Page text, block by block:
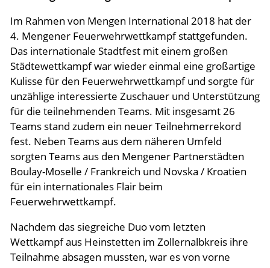
Jugend
Aktuelles
Meldungen 2026
Meldungen Archiv
Termine & Events
Links
Im Rahmen von Mengen International 2018 hat der
4. Mengener Feuerwehrwettkampf stattgefunden.
Das internationale Stadtfest mit einem großen
Städtewettkampf war wieder einmal eine großartige
Kulisse für den Feuerwehrwettkampf und sorgte für
unzählige interessierte Zuschauer und Unterstützung
für die teilnehmenden Teams. Mit insgesamt 26
Teams stand zudem ein neuer Teilnehmerrekord
fest. Neben Teams aus dem näheren Umfeld
sorgten Teams aus den Mengener Partnerstädten
Boulay-Moselle / Frankreich und Novska / Kroatien
für ein internationales Flair beim
Feuerwehrwettkampf.
Nachdem das siegreiche Duo vom letzten
Wettkampf aus Heinstetten im Zollernalbkreis ihre
Teilnahme absagen mussten, war es von vorne